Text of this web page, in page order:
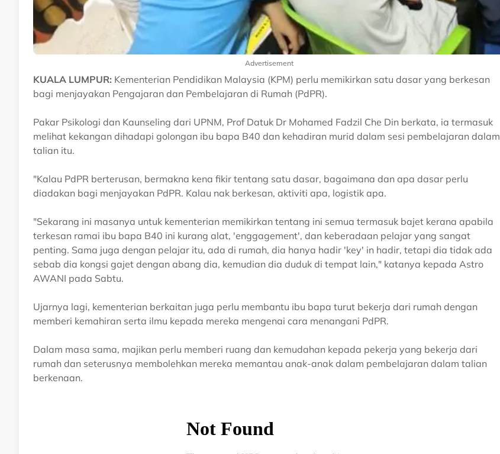
Advertisement
KUALA LUMPUR: Kementerian Pendidikan Malaysia (KPM) perlu memikirkan satu dasar yang berkesan
bagi menjayakan Pengajaran dan Pembelajaran di Rumah (PdPR).
Pakar Psikologi dan Kaunseling dari UPNM, Prof Datuk Dr Mohamed Fadzil Che Din berkata, ia termasuk
melihat kekangan dihadapi golongan ibu bapa B40 dan kehadiran murid dalam sesi pembelajaran dalam
talian itu.
"Kalau PdPR berterusan, bermakna kena fikir tentang satu dasar, bagaimana dan apa dasar perlu
diadakan bagi menjayakan PdPR. Kalau nak berkesan, aktiviti apa, logistik apa.
"Sekarang ini masanya untuk kementerian memikirkan tentang ini semua termasuk bajet kerana apabila
terkesan ramai ibu bapa B40 ini kurang alat, 'enggagement', dan keberadaan pelajar yang sangat
penting. Sama juga dengan pelajar itu, ada di rumah, dia hanya hadir 'key' in hadir, tetapi dia tidak ada
sebab dia kongsi gajet dengan abang dia, kemudian dia duduk di tempat lain," katanya kepada Astro
AWANI pada Sabtu.
Ujarnya lagi, kementerian berkaitan juga perlu membantu ibu bapa turut bekerja dari rumah dengan
memberi kemahiran serta ilmu kepada mereka mengenai cara menangani PdPR.
Dalam masa sama, majikan perlu memberi ruang dan kemudahan kepada pekerja yang bekerja dari
rumah dan seterusnya membolehkan mereka memantau anak-anak dalam pembelajaran dalam talian
berkenaan.